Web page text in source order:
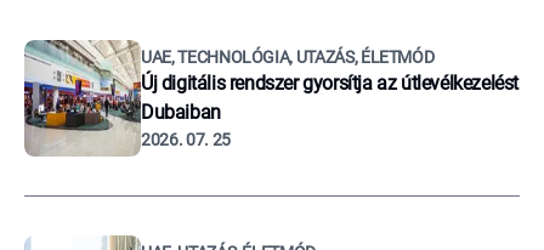
UAE, TECHNOLÓGIA, UTAZÁS, ÉLETMÓD
Új digitális rendszer gyorsítja az útlevélkezelést
Dubaiban
2026. 07. 25